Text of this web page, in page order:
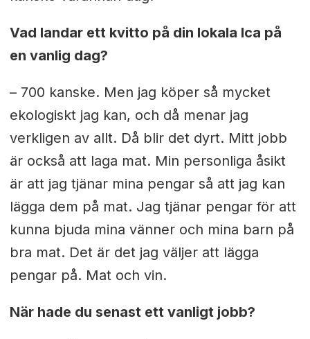
Vad landar ett kvitto på din lokala Ica på
en vanlig dag?
– 700 kanske. Men jag köper så mycket
ekologiskt jag kan, och då menar jag
verkligen av allt. Då blir det dyrt. Mitt jobb
är också att laga mat. Min personliga åsikt
är att jag tjänar mina pengar så att jag kan
lägga dem på mat. Jag tjänar pengar för att
kunna bjuda mina vänner och mina barn på
bra mat. Det är det jag väljer att lägga
pengar på. Mat och vin.
När hade du senast ett vanligt jobb?